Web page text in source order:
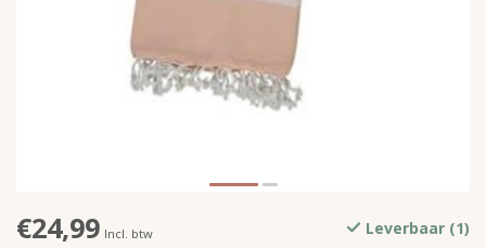
€24,99 Incl. btw Leverbaar (1)